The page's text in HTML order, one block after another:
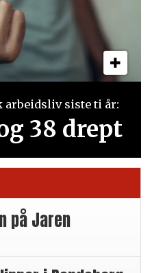
arbeidsliv siste ti år:
38 drept
på Jaren